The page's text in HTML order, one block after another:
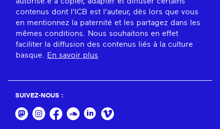
contenus dont l'ICB est l'auteur, dès lors que vous
en mentionnez la paternité et les partagez dans les
mêmes conditions. Nous souhaitons en effet
faciliter la diffusion des contenus liés à la culture
basque. En savoir plus
SUIVEZ-NOUS :